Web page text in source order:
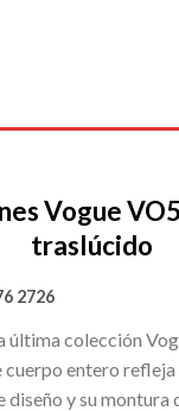
Vogue
traslúcido
2726
última colección
entero refleja
diseño y su montura